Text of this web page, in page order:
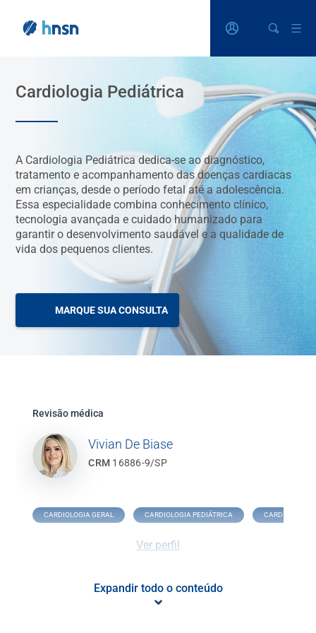
Cardiologia Pediátrica
A Cardiologia Pediátrica dedica-se ao diagnóstico,
tratamento e acompanhamento das doenças cardíacas
em crianças, desde o período fetal até a adolescência.
Essa especialidade combina conhecimento clínico,
tecnologia avançada e cuidado humanizado para
garantir o desenvolvimento saudável e a qualidade de
vida dos pequenos clientes.
MARQUE SUA CONSULTA
Revisão médica
Vivian De Biase
CRM 16886-9/SP
CARDIOLOGIA GERAL CARDIOLOGIA PEDIÁTRICA CARDIOPATIA
Ver perfil
O que é Cardiologia Pediátrica?
Expandir todo o conteúdo